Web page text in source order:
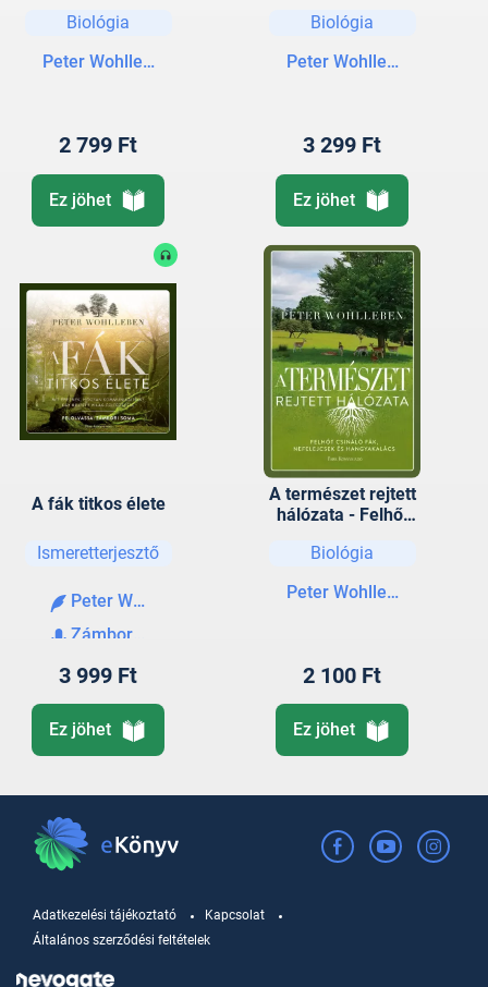
Biológia
Peter Wohlleben
2 799 Ft
Ez jöhet
Biológia
Peter Wohlleben
3 299 Ft
Ez jöhet
A fák titkos élete
Ismeretterjesztő
Peter Wohlleben
Zámbori Soma
3 999 Ft
Ez jöhet
A természet rejtett
hálózata - Felhőt
és hangyakalács
Biológia
Peter Wohlleben
2 100 Ft
Ez jöhet
Adatkezelési tájékoztató
Kapcsolat
Általános szerződési feltételek